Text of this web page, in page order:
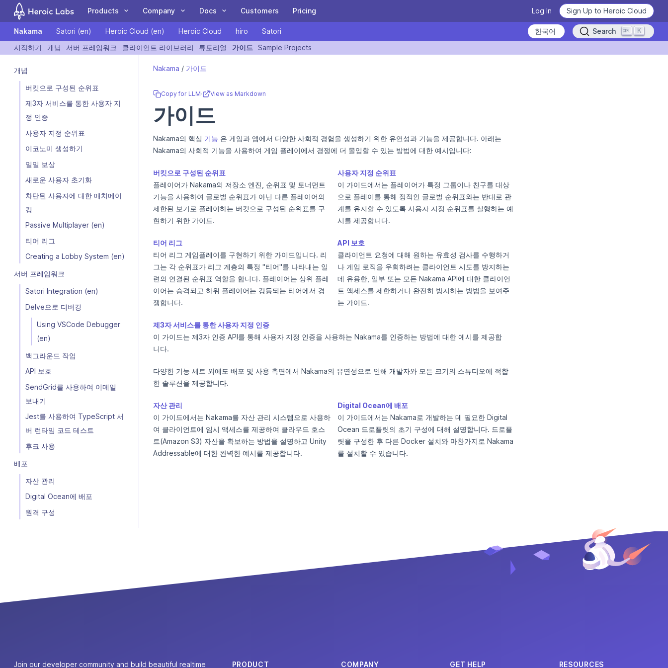
Products
The leading open
source game backend
games.
standardized meta
game features.
LiveOps: events,
flags, experiments and
more.
Heroic Gamestack on
our managed cloud
platform.
Heroic Cloud
Nakama on Heroic Cloud
Sign Up Login
Company
COMPANY
Customers
Partners
Team
Contact Us
We're Hiring
A Heroic Ten Years: Special letter from our CEO,
Heroic Labs Celebrates Pixel
From Technical Debt to
Technical Clarity: Kwalee's
Docs
DOCUMENTATION
Nakama
Satori
Heroic Cloud
Videos
COMMUNITY
Forum
Blog
Download and Install Nakama OSS
READ THE DOCUMENTATION
Customers Pricing Log In Sign Up to Heroic Cloud
Nakama Satori (en) Heroic Cloud (en) Heroic Cloud hiro Satori Search K
시작하기 개념 서버 프레임워크 클라이언트 라이브러리 튜토리얼 가이드
Sample Projects
개념
버킷으로 구성된 순위표
제3자 서비스를 통한 사용자 지
정 인증
사용자 지정 순위표
이코노미 생성하기
일일 보상
새로운 사용자 초기화
차단된 사용자에 대한 매치메이
킹
Passive Multiplayer (en)
티어 리그
Creating a Lobby System (en)
서버 프레임워크
Satori Integration (en)
Delve으로 디버깅
Using VSCode Debugger
(en)
백그라운드 작업
API 보호
SendGrid를 사용하여 이메일
보내기
Jest를 사용하여 TypeScript 서
버 런타임 코드 테스트
후크 사용
배포
자산 관리
Digital Ocean에 배포
원격 구성
Nakama / 가이드
Copy for LLM· View as Markdown
가이드
Nakama의 핵심 기능 은 게임과 앱에서 다양한 사회적 경험을 생성하기 위한 유연성과 기능을 제공합니다. 아래는
Nakama의 사회적 기능을 사용하여 게임 플레이에서 경쟁에 더 몰입할 수 있는 방법에 대한 예시입니다:
버킷으로 구성된 순위표
플레이어가 Nakama의 저장소 엔진, 순위표 및 토너먼트
기능을 사용하여 글로벌 순위표가 아닌 다른 플레이어의
제한된 보기로 플레이하는 버킷으로 구성된 순위표를 구
현하기 위한 가이드.
사용자 지정 순위표
이 가이드에서는 플레이어가 특정 그룹이나 친구를 대상
으로 플레이를 통해 정적인 글로벌 순위표와는 반대로 관
계를 유지할 수 있도록 사용자 지정 순위표를 실행하는 예
시를 제공합니다.
티어 리그
티어 리그 게임플레이를 구현하기 위한 가이드입니다. 리
그는 각 순위표가 리그 계층의 특정 "티어"를 나타내는 일
련의 연결된 순위표 역할을 합니다. 플레이어는 상위 플레
이어는 승격되고 하위 플레이어는 강등되는 티어에서 경
쟁합니다.
API 보호
클라이언트 요청에 대해 원하는 유효성 검사를 수행하거
나 게임 로직을 우회하려는 클라이언트 시도를 방지하는
데 유용한, 일부 또는 모든 Nakama API에 대한 클라이언
트 액세스를 제한하거나 완전히 방지하는 방법을 보여주
는 가이드.
제3자 서비스를 통한 사용자 지정 인증
이 가이드는 제3자 인증 API를 통해 사용자 지정 인증을 사용하는 Nakama를 인증하는 방법에 대한 예시를 제공합
니다.
다양한 기능 세트 외에도 배포 및 사용 측면에서 Nakama의 유연성으로 인해 개발자와 모든 크기의 스튜디오에 적합
한 솔루션을 제공합니다.
자산 관리
이 가이드에서는 Nakama를 자산 관리 시스템으로 사용하
여 클라이언트에 임시 액세스를 제공하여 클라우드 호스
트(Amazon S3) 자산을 확보하는 방법을 설명하고 Unity
Addressable에 대한 완벽한 예시를 제공합니다.
Digital Ocean에 배포
이 가이드에서는 Nakama로 개발하는 데 필요한 Digital
Ocean 드로플릿의 초기 구성에 대해 설명합니다. 드로플
릿을 구성한 후 다른 Docker 설치와 마찬가지로 Nakama
를 설치할 수 있습니다.
Join our developer community and build beautiful realtime PRODUCT COMPANY GET HELP RESOURCES